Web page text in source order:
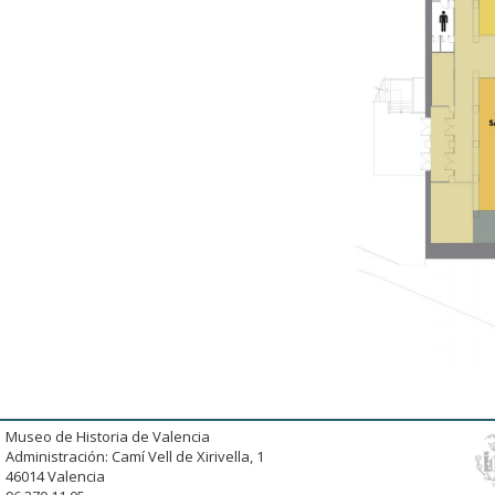
Museo de Historia de Valencia
Administración: Camí Vell de Xirivella, 1
46014 Valencia